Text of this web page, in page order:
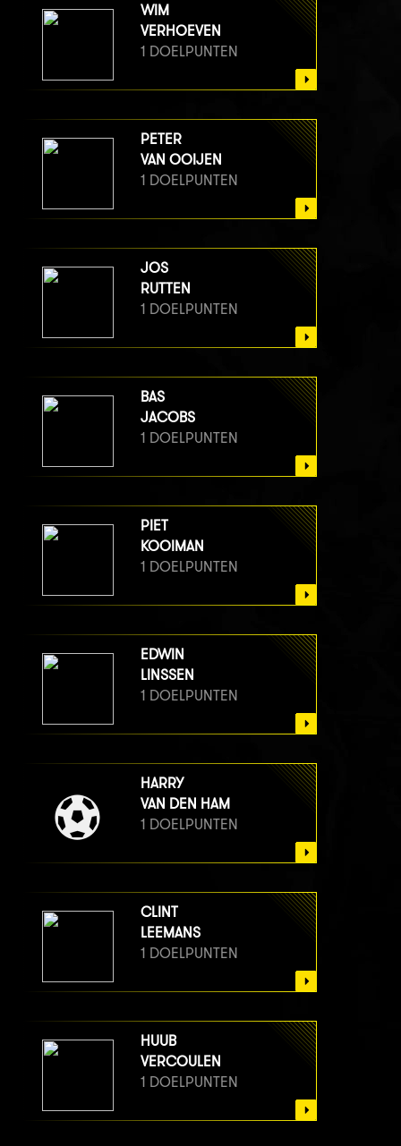
WIM
VERHOEVEN
1 DOELPUNTEN
PETER
VAN OOIJEN
1 DOELPUNTEN
JOS
RUTTEN
1 DOELPUNTEN
BAS
JACOBS
1 DOELPUNTEN
PIET
KOOIMAN
1 DOELPUNTEN
EDWIN
LINSSEN
1 DOELPUNTEN
HARRY
VAN DEN HAM
1 DOELPUNTEN
CLINT
LEEMANS
1 DOELPUNTEN
HUUB
VERCOULEN
1 DOELPUNTEN